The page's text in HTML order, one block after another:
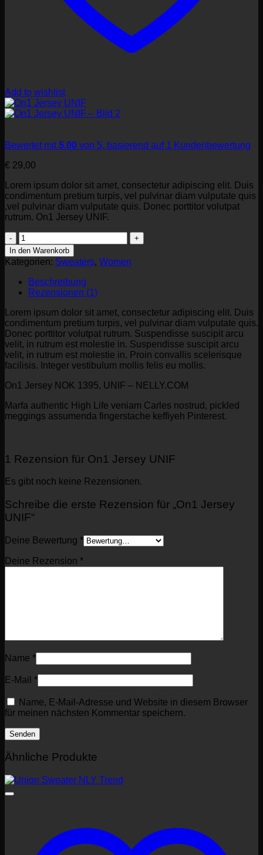
Add to wishlist
Bewertet mit5.00 von 5, basierend auf 1 Kundenbewertung
€ 29,00
Lorem ipsum dolor sit amet, consectetur adipiscing elit. Duis
condimentum pretium turpis, vel pulvinar diam vulputate quis
,vel pulvinar diam vulputate quis. Donec porttitor volutpat
rutrum. On1 Jersey UNIF.
On1
Jersey
UNIF
Menge
In den Warenkorb
Kategorien: Sweaters, Women
Beschreibung
Rezensionen (1)
Lorem ipsum dolor sit amet, consectetur adipiscing elit. Duis
condimentum pretium turpis, vel pulvinar diam vulputate quis.
Donec porttitor volutpat rutrum. Suspendisse suscipit arcu
velit, in rutrum est molestie in. Suspendisse suscipit arcu
velit, in rutrum est molestie in. Proin convallis scelerisque
facilisis. Integer vestibulum mollis felis eu mollis.
On1 Jersey NOK 1395, UNIF – NELLY.COM
Marfa authentic High Life veniam Carles nostrud, pickled
meggings assumenda fingerstache keffiyeh Pinterest.
1 Rezension für On1 Jersey UNIF
Es gibt noch keine Rezensionen.
Schreibe die erste Rezension für „On1 Jersey
UNIF“
Deine Bewertung *
Deine Rezension *
Name *
E-Mail *
Name, E-Mail-Adresse und Website in diesem Browser
für meinen nächsten Kommentar speichern.
Ähnliche Produkte